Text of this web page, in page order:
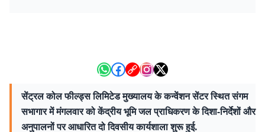
सेंट्रल कोल फील्ड्स लिमिटेड मुख्यालय के कन्वेंशन सेंटर स्थित संगम
सभागार में मंगलवार को केंद्रीय भूमि जल प्राधिकरण के दिशा-निर्देशों और
अनुपालनों पर आधारित दो दिवसीय कार्यशाला शुरू हुई.